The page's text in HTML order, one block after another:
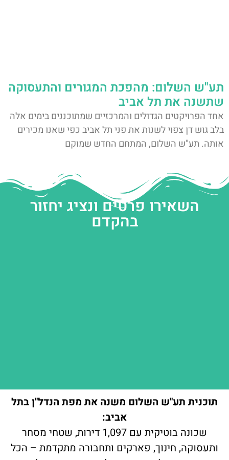
תע"ש השלום: מהפכת המגורים והתעסוקה
שתשנה את תל אביב
אחד הפרויקטים הגדולים והמרכזיים שמתוכננים בימים אלה
בלב גוש דן צפוי לשנות את פני תל אביב כפי שאנו מכירים
אותה. תע"ש השלום, המתחם החדש שמוקם
השאירו פרטים ונציג יחזור
בהקדם
תוכנית תע"ש השלום משנה את מפת הנדל"ן בתל
אביב:
שכונה בוטיקית עם 1,097 דירות, שטחי מסחר
ותעסוקה, חינוך, פארקים ותחבורה מתקדמת – הכל